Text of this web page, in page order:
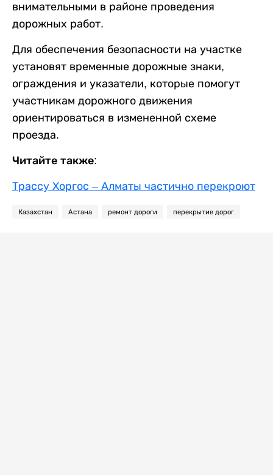
внимательными в районе проведения
дорожных работ.
Для обеспечения безопасности на участке
установят временные дорожные знаки,
ограждения и указатели, которые помогут
участникам дорожного движения
ориентироваться в измененной схеме
проезда.
Читайте также:
Трассу Хоргос – Алматы частично перекроют
Казахстан Астана ремонт дороги перекрытие дорог